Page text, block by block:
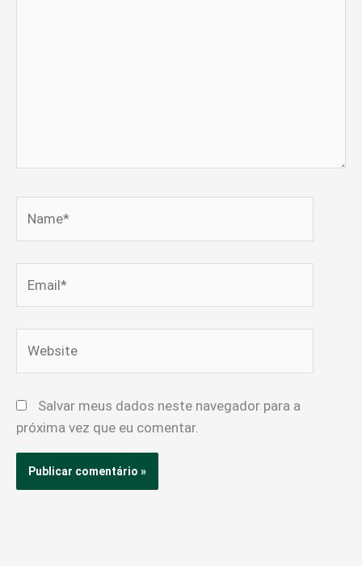
Salvar meus dados neste navegador para a
próxima vez que eu comentar.